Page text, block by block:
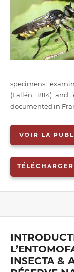
specimens
(Fallén, 1814) and
documented in
VOIR LA
TÉLÉCHARGER
INSECTA &